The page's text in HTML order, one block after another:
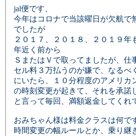
jal便です、
今年はコロナで当該曜日が欠航で
でしたが
２０１７、２０１８、２０１９年
年近く前から
ＳまたはＶで取ってましたが、仕
セル料３万払うのが嫌で、なるべ
にいたら、１０分程度のアメリカ
の時刻変更が起きて、それを承諾
と言って毎回、満額返金してくれ
おみちゃん様は料金クラスは何で
時間変更の幅ルールとか、乗り継